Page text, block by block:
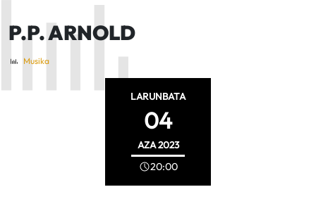
P.P. ARNOLD
Musika
LARUNBATA
04
AZA2023
20:00